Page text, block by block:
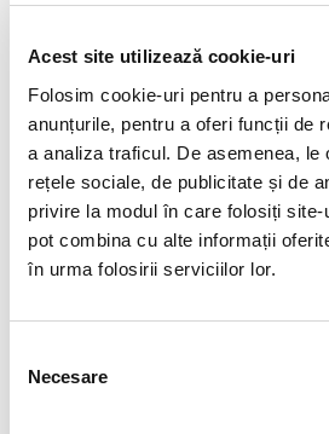
Acest site utilizează cookie-uri
Folosim cookie-uri pentru a
anunțurile, pentru a oferi funcții de
a analiza traficul. De asemenea, le
rețele sociale, de publicitate și de
privire la modul în care folosiți
pot combina cu alte informații
în urma folosirii serviciilor lor.
consimțământului
Necesare
4. Acțiune
Dar nici măcar să ajungem la
perspectivelor nu este
mai interesante, captivante
perspective se vor risipi fără
să le transforme în acțiuni.
să facem predicții, ne pot
partea de „cum” necesită
acțiuni au nevoie de abilitățile,
este motivul pentru care
important în blocarea sau